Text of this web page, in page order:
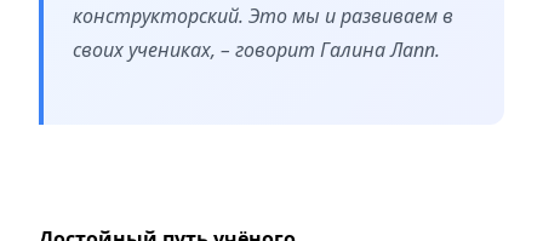
конструкторский. Это мы и развиваем в
своих учениках, – говорит Галина Лапп.